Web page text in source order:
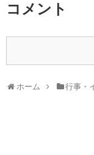
コメント
ホーム 行事・